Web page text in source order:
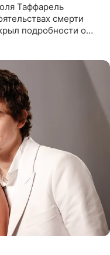
Таффарель
смерти
подробности о